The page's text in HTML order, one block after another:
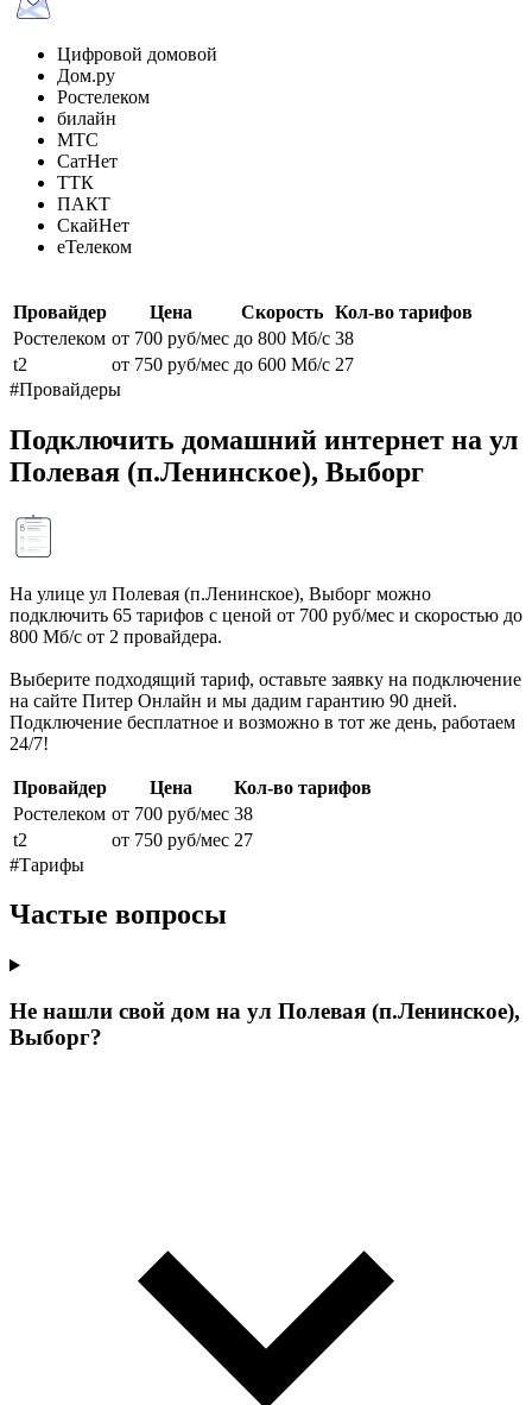
Цифровой домовой
Дом.ру
Ростелеком
билайн
МТС
СатНет
ТТК
ПАКТ
СкайНет
еТелеком
Провайдер Цена Скорость Кол-во тарифов
Ростелеком от 700 руб/мес до 800 Мб/с 38
t2
от 750 руб/мес до 600 Мб/с 27
#Провайдеры
Подключить домашний интернет на ул
Полевая (п.Ленинское), Выборг
На улице ул Полевая (п.Ленинское), Выборг можно
подключить 65 тарифов с ценой от 700 руб/мес и скоростью до
800 Мб/с от 2 провайдера.
Выберите подходящий тариф, оставьте заявку на подключение
на сайте Питер Онлайн и мы дадим гарантию 90 дней.
Подключение бесплатное и возможно в тот же день, работаем
24/7!
Провайдер Цена
Кол-во тарифов
Ростелеком от 700 руб/мес 38
t2
от 750 руб/мес 27
#Тарифы
Частые вопросы
Не нашли свой дом на ул Полевая (п.Ленинское),
Выборг?